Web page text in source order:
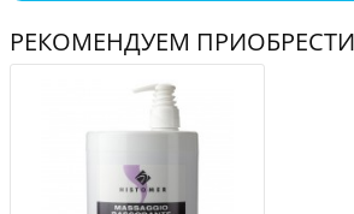
РЕКОМЕНДУЕМ ПРИОБРЕСТИ